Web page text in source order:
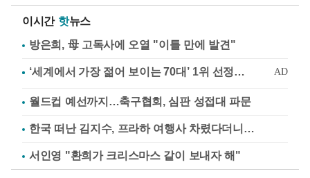
이시간 핫뉴스
방은희, 母 고독사에 오열 "이틀 만에 발견"
월드컵 예선까지…축구협회, 심판 성접대 파문
한국 떠난 김지수, 프라하 여행사 차렸다더니…
서인영 "환희가 크리스마스 같이 보내자 해"